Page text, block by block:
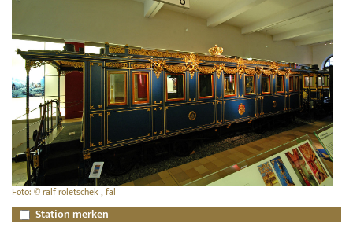
Foto: © ralf roletschek , fal
Station merken